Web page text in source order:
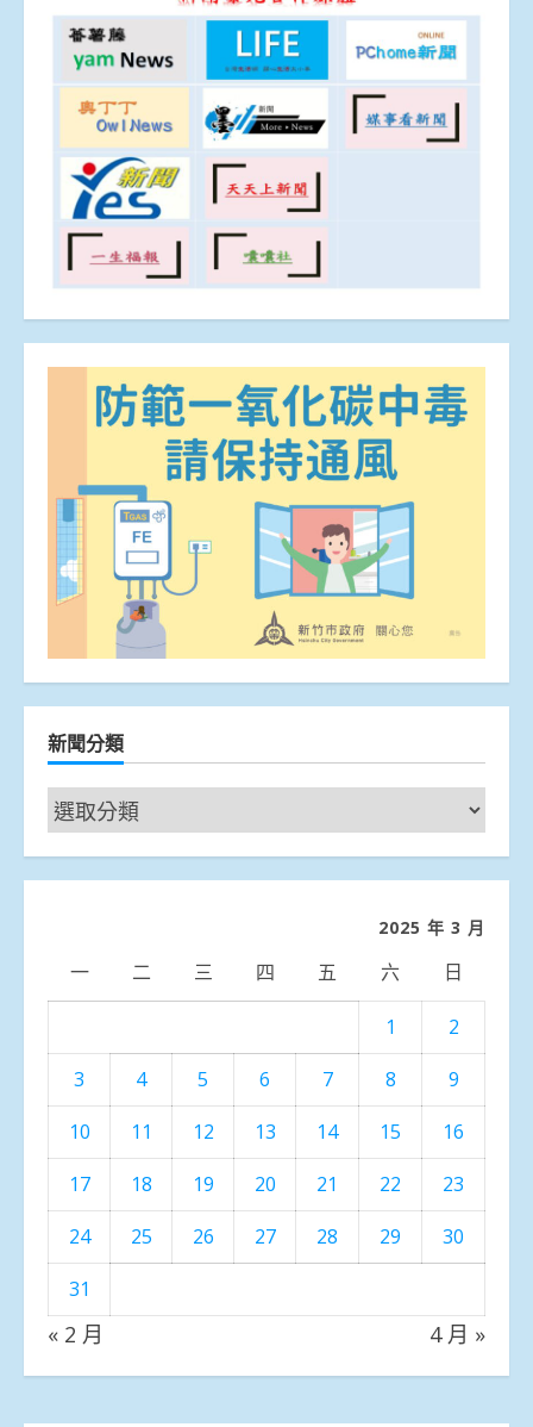
新聞分類
新
聞
分
2025 年 3 月
一 二 三 四 五 六 日
1
2
3
4 5 6 7 8
9
10
11 12 13 14 15
16
17
18 19 20 21 22
23
24
25 26 27 28 29
30
31
« 2 月 4 月 »